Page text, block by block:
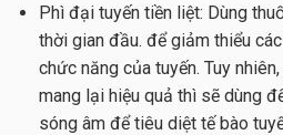
Phì đại tuyến tiền liệt: Dùng
thời gian đầu. để giảm thiểu
chức năng của tuyến. Tuy
mang lại hiệu quả thì sẽ dùng
sóng âm để tiêu diệt tế bào